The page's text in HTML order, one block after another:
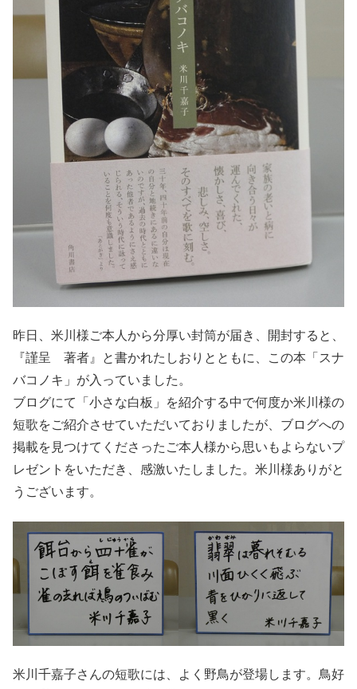
昨日、米川様ご本人から分厚い封筒が届き、開封すると、
『謹呈 著者』と書かれたしおりとともに、この本「スナ
バコノキ」が入っていました。
ブログにて「小さな白板」を紹介する中で何度か米川様の
短歌をご紹介させていただいておりましたが、ブログへの
掲載を見つけてくださったご本人様から思いもよらないプ
レゼントをいただき、感激いたしました。米川様ありがと
うございます。
米川千嘉子さんの短歌には、よく野鳥が登場します。鳥好